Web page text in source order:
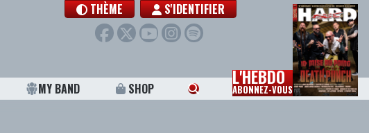
THÈME S'IDENTIFIER
MY BAND SHOP L'HEBDO
ABONNEZ-VOUS